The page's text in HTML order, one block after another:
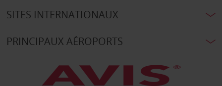
SITES INTERNATIONAUX
PRINCIPAUX AÉROPORTS